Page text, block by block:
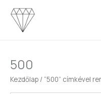
Skip
content
500
Kezdőlap / “500” címkével